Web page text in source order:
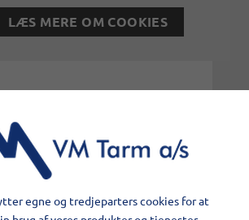
LÆS MERE OM COOKIES
Elementet er
blokeret
egne og tredjeparters cookies for at